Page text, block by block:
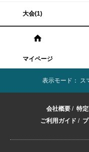
大会(1)
マイページ
表示モード： ス
会社概要 / 特
ご利用ガイド /